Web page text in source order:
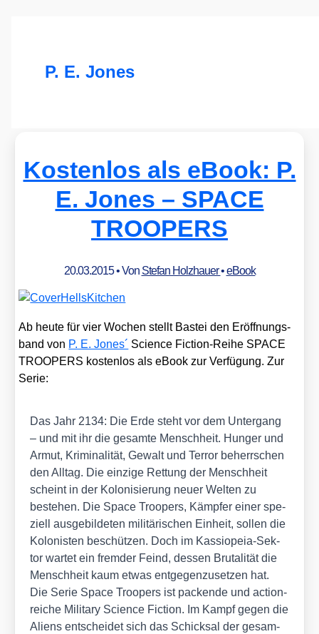
P. E. Jones
Kostenlos als eBook: P.
E. Jones – SPACE
TROOPERS
20.03.2015• Von Stefan Holzhauer•eBook
Ab heu­te für vier Wochen stellt Bas­tei den Eröff­nungs­
band von P. E. Jones´ Sci­ence Fic­tion-Rei­he SPACE
TROOPERS kos­ten­los als eBook zur Ver­fü­gung. Zur
Serie:
Das Jahr 2134: Die Erde steht vor dem Unter­gang
– und mit ihr die gesam­te Mensch­heit. Hun­ger und
Armut, Kri­mi­na­li­tät, Gewalt und Ter­ror beherr­schen
den All­tag. Die ein­zi­ge Ret­tung der Mensch­heit
scheint in der Kolo­ni­sie­rung neu­er Wel­ten zu
bestehen. Die Space Tro­o­pers, Kämp­fer einer spe­
zi­ell aus­ge­bil­de­ten mili­tä­ri­schen Ein­heit, sol­len die
Kolo­nis­ten beschüt­zen. Doch im Kas­sio­peia-Sek­
tor war­tet ein frem­der Feind, des­sen Bru­ta­li­tät die
Mensch­heit kaum etwas ent­ge­gen­zu­set­zen hat.
Die Serie Space Tro­o­pers ist packen­de und action­
rei­che Mili­ta­ry Sci­ence Fic­tion. Im Kampf gegen die
Ali­ens ent­schei­det sich das Schick­sal der gesam­